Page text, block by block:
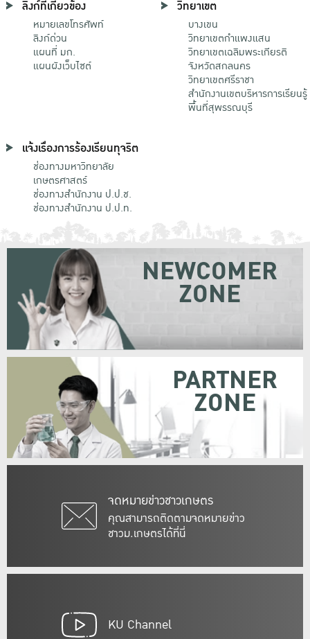
ลิงก์ที่เกี่ยวข้อง
หมายเลขโทรศัพท์
ลิงก์ด่วน
แผนที่ มก.
แผนผังเว็บไซต์
วิทยาเขต
บางเขน
วิทยาเขตกําแพงแสน
วิทยาเขตเฉลิมพระเกียรติ
จังหวัดสกลนคร
วิทยาเขตศรีราชา
สำนักงานเขตบริหารการเรียนรู้
พื้นที่สุพรรณบุรี
แจ้งเรื่องการร้องเรียนทุจริต
ช่องทางมหาวิทยาลัย
เกษตรศาสตร์
ช่องทางสำนักงาน ป.ป.ช.
ช่องทางสำนักงาน ป.ป.ท.
จดหมายข่าวชาวเกษตร
คุณสามารถติดตามจดหมายข่าว
ชาวม.เกษตรได้ที่นี่
NEWCOMER
ZONE
PARTNER
ZONE
KU Channel